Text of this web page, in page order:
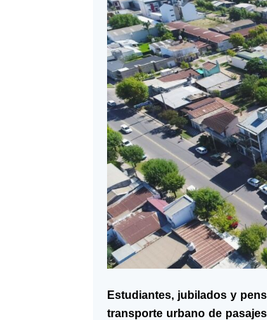
Estudiantes, jubilados y
transporte urbano de